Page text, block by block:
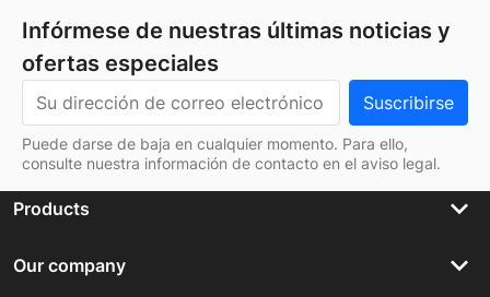
Infórmese de nuestras últimas noticias y
ofertas especiales
Puede darse de baja en cualquier momento. Para ello,
consulte nuestra información de contacto en el aviso legal.
Products keyboard_arrow_down
Our company keyboard_arrow_down